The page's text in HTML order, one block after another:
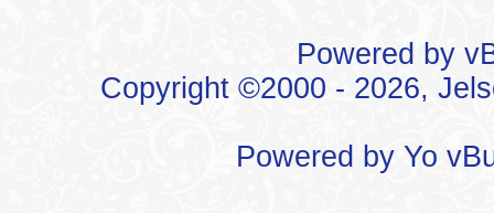
Powered by
Copyright ©2000 - 2026,
Powered by Yo